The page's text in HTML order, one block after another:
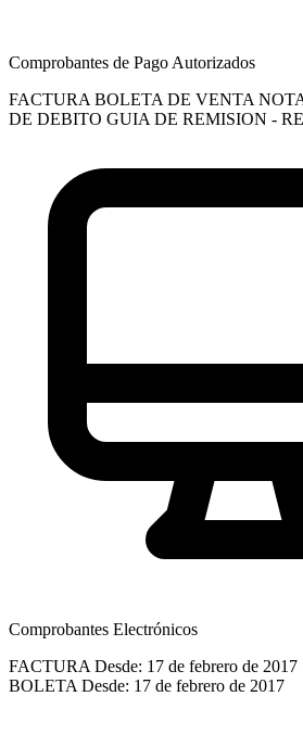
Comprobantes de Pago Autorizados
FACTURA BOLETA DE VENTA
DE DEBITO GUIA DE REMISION -
Comprobantes Electrónicos
FACTURA Desde: 17 de febrero de 2017
BOLETA Desde: 17 de febrero de 2017